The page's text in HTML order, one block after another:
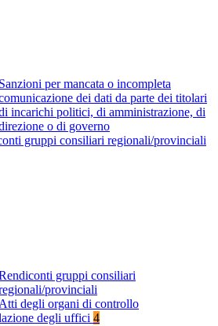
Sanzioni per mancata o incompleta
dei dati da parte dei titolari
incarichi politici, di amministrazione, di
o di governo
gruppi consiliari regionali/provinciali
gruppi consiliari
provinciali
Atti degli organi di controllo
degli uffici 4